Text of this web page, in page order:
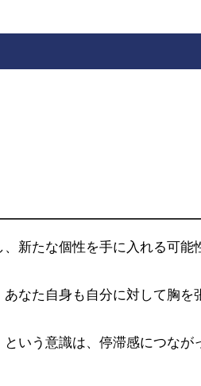
たな個性を手に入れる可
なた自身も自分に対して胸
う意識は、停滞感につな